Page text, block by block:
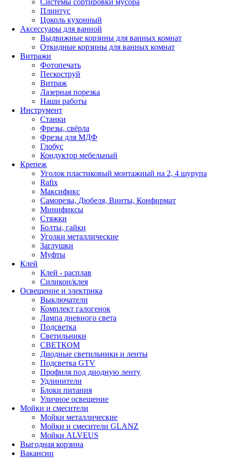
Плинтус
Цоколь кухонный
Аксессуары для ванной
Выдвижные корзины для ванных комнат
Откидные корзины для ванных комнат
Витражи
Фотопечать
Пескоструй
Витраж
Лазерная порезка
Наши работы
Инструмент
Станки
Фрезы, свёрла
Фрезы для МДФ
Глобус
Кондуктор мебельный
Крепеж
Уголок пластиковый монтажный на 2, 4 шурупа
Rafix
Максификс
Саморезы, Дюбеля, Винты, Конфирмат
Минификсы
Стяжки
Болты, гайки
Уголки металлические
Заглушки
Муфты
Клей
Клей - расплав
Силикон/клея
Освещение и электрика
Выключатели
Комплект галогенок
Лампа дневного света
Подсветка
Светильники
СВЕТКОМ
Диодные светильники и ленты
Подсветка GTV
Профиля под диодную ленту
Удлинители
Блоки питания
Уличное освещение
Мойки и смесители
Мойки металлические
Мойки и смесители GLANZ
Мойки ALVEUS
Выгодная корзина
Вакансии